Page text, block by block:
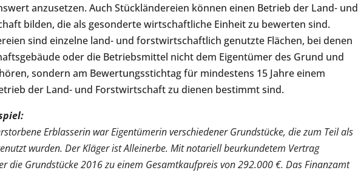
anzusetzen. Auch Stückländereien können einen Betrieb der Land- und
bilden, die als gesonderte wirtschaftliche Einheit zu bewerten sind.
sind einzelne land- und forstwirtschaftlich genutzte Flächen, bei denen
oder die Betriebsmittel nicht dem Eigentümer des Grund und
sondern am Bewertungsstichtag für mindestens 15 Jahre einem
der Land- und Forstwirtschaft zu dienen bestimmt sind.
Erblasserin war Eigentümerin verschiedener Grundstücke, die zum Teil als
wurden. Der Kläger ist Alleinerbe. Mit notariell beurkundetem Vertrag
die Grundstücke 2016 zu einem Gesamtkaufpreis von 292.000 €. Das Finanzamt